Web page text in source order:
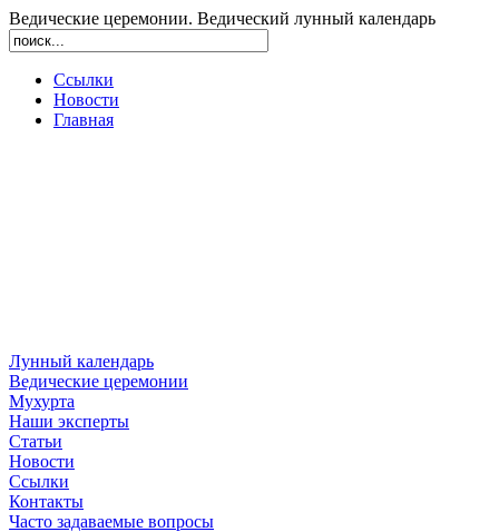
Ведические церемонии. Ведический лунный календарь
Ссылки
Новости
Главная
Лунный календарь
Ведические церемонии
Мухурта
Наши эксперты
Статьи
Новости
Ссылки
Контакты
Часто задаваемые вопросы